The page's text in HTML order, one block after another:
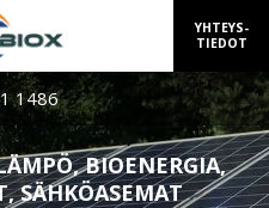
YHTEYS-
TIEDOT
1486
BIOENERGIA,
SÄHKÖASEMAT